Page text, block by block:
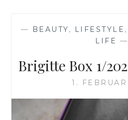
— BEAUTY, LIFESTYLE
LIFE —
Brigitte Box 1/
1. FEBRUAR